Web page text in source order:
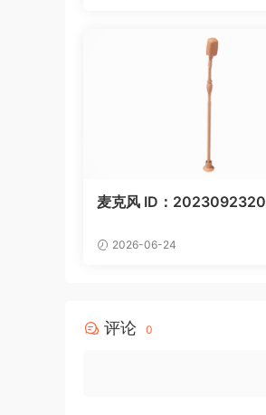
麦克风 ID：2023092320
2026-06-24
评论 0